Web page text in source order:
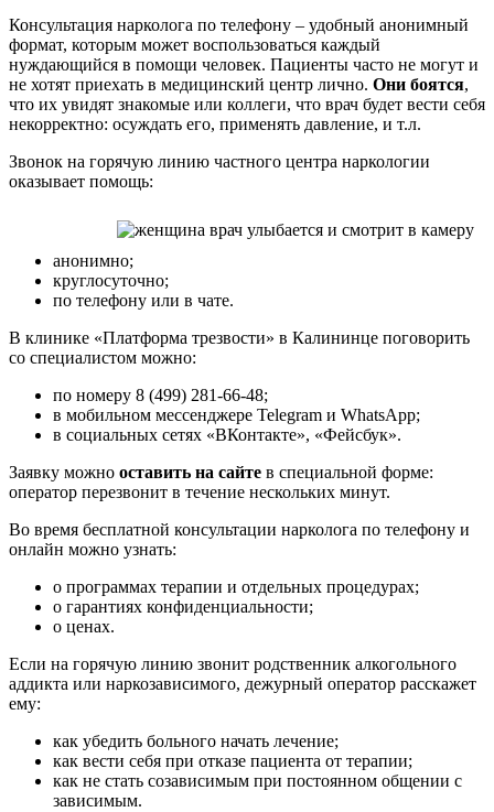
Консультация нарколога по телефону – удобный анонимный
формат, которым может воспользоваться каждый
нуждающийся в помощи человек. Пациенты часто не могут и
не хотят приехать в медицинский центр лично. Они боятся,
что их увидят знакомые или коллеги, что врач будет вести себя
некорректно: осуждать его, применять давление, и т.л.
Звонок на горячую линию частного центра наркологии
оказывает помощь:
анонимно;
круглосуточно;
по телефону или в чате.
В клинике «Платформа трезвости» в Калининце поговорить
со специалистом можно:
по номеру 8 (499) 281-66-48;
в мобильном мессенджере Telegram и WhatsApp;
в социальных сетях «ВКонтакте», «Фейсбук».
Заявку можно оставить на сайте в специальной форме:
оператор перезвонит в течение нескольких минут.
Во время бесплатной консультации нарколога по телефону и
онлайн можно узнать:
о программах терапии и отдельных процедурах;
о гарантиях конфиденциальности;
о ценах.
Если на горячую линию звонит родственник алкогольного
аддикта или наркозависимого, дежурный оператор расскажет
ему:
как убедить больного начать лечение;
как вести себя при отказе пациента от терапии;
как не стать созависимым при постоянном общении с
зависимым.